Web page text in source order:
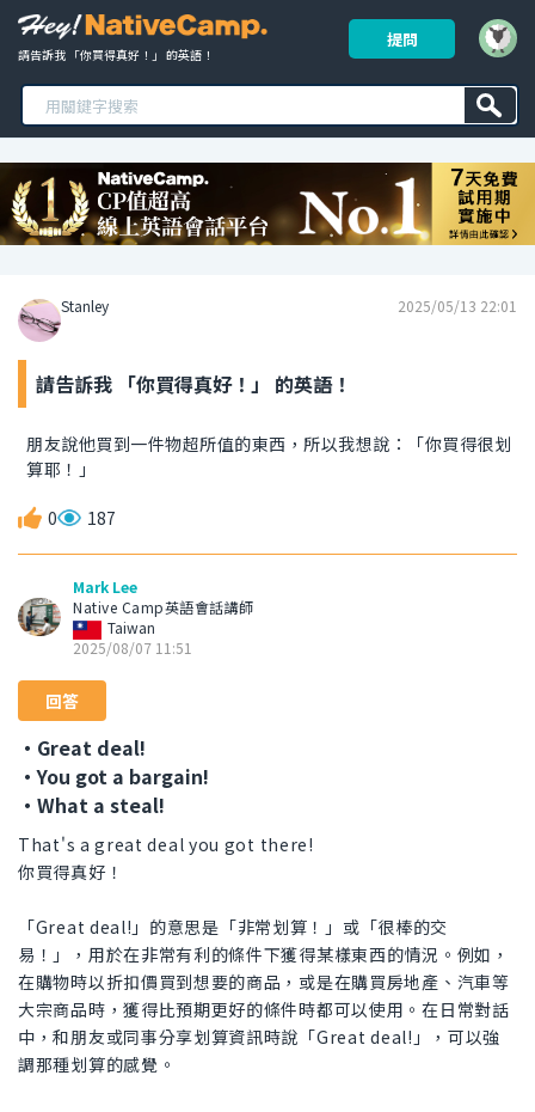
請告訴我 「你買得真好！」 的英語！
提問
Stanley 2025/05/13 22:01
請告訴我 「你買得真好！」 的英語！
朋友說他買到一件物超所值的東西，所以我想說：「你買得很划
算耶！」
0 187
Mark Lee
Native Camp英語會話講師
Taiwan
2025/08/07 11:51
回答
・Great deal!
・You got a bargain!
・What a steal!
That's a great deal you got there!
你買得真好！
「Great deal!」的意思是「非常划算！」或「很棒的交
易！」，用於在非常有利的條件下獲得某樣東西的情況。例如，
在購物時以折扣價買到想要的商品，或是在購買房地產、汽車等
大宗商品時，獲得比預期更好的條件時都可以使用。在日常對話
中，和朋友或同事分享划算資訊時說「Great deal!」，可以強
調那種划算的感覺。